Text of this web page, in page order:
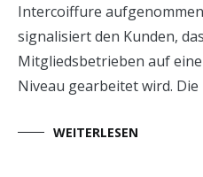
Intercoiffure
signalisiert den Kunden,
Mitgliedsbetrieben auf
Niveau gearbeitet wird.
WEITERLESEN